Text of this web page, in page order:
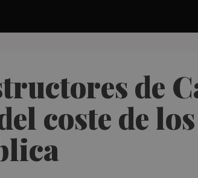
de
coste de